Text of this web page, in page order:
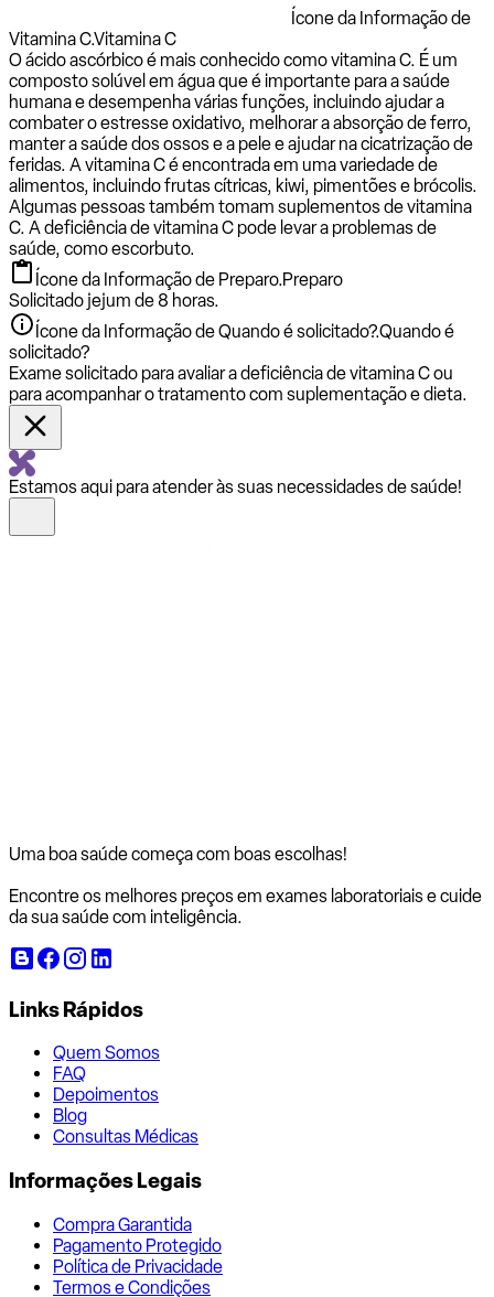
Ícone da Informação de
Vitamina C.Vitamina C
O ácido ascórbico é mais conhecido como vitamina C. É um
composto solúvel em água que é importante para a saúde
humana e desempenha várias funções, incluindo ajudar a
combater o estresse oxidativo, melhorar a absorção de ferro,
manter a saúde dos ossos e a pele e ajudar na cicatrização de
feridas. A vitamina C é encontrada em uma variedade de
alimentos, incluindo frutas cítricas, kiwi, pimentões e brócolis.
Algumas pessoas também tomam suplementos de vitamina
C. A deficiência de vitamina C pode levar a problemas de
saúde, como escorbuto.
Ícone da Informação de Preparo.Preparo
Solicitado jejum de 8 horas.
Ícone da Informação de Quando é solicitado?.Quando é
solicitado?
Exame solicitado para avaliar a deficiência de vitamina C ou
para acompanhar o tratamento com suplementação e dieta.
Estamos aqui para atender às suas necessidades de saúde!
Uma boa saúde começa com boas escolhas!
Encontre os melhores preços em exames laboratoriais e cuide
da sua saúde com inteligência.
Links Rápidos
Quem Somos
FAQ
Depoimentos
Blog
Consultas Médicas
Informações Legais
Compra Garantida
Pagamento Protegido
Política de Privacidade
Termos e Condições